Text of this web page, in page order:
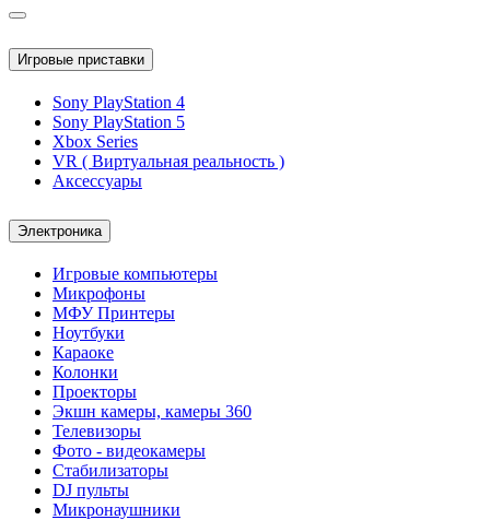
Игровые приставки
Sony PlayStation 4
Sony PlayStation 5
Xbox Series
VR ( Виртуальная реальность )
Аксессуары
Электроника
Игровые компьютеры
Микрофоны
МФУ Принтеры
Ноутбуки
Караоке
Колонки
Проекторы
Экшн камеры, камеры 360
Телевизоры
Фото - видеокамеры
Стабилизаторы
DJ пульты
Микронаушники